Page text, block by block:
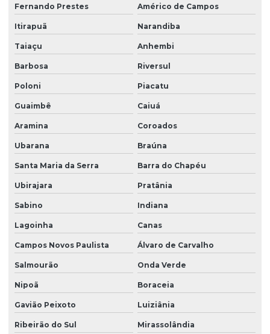
Fernando Prestes Américo de Campos
Itirapuã Narandiba
Taiaçu Anhembi
Barbosa Riversul
Poloni Piacatu
Guaimbê Caiuá
Aramina Coroados
Ubarana Braúna
Santa Maria da Serra Barra do Chapéu
Ubirajara Pratânia
Sabino Indiana
Lagoinha Canas
Campos Novos Paulista Álvaro de Carvalho
Salmourão Onda Verde
Nipoã Boraceia
Gavião Peixoto Luiziânia
Ribeirão do Sul Mirassolândia